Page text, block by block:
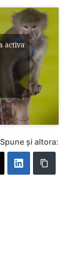
activa
Spune și altora: